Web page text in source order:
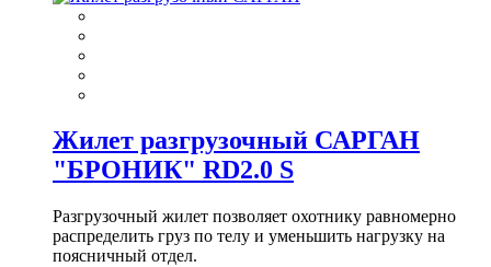
Жилет разгрузочный САРГАН
"БРОНИК" RD2.0 S
Разгрузочный жилет позволяет охотнику равномерно
распределить груз по телу и уменьшить нагрузку на
поясничный отдел.